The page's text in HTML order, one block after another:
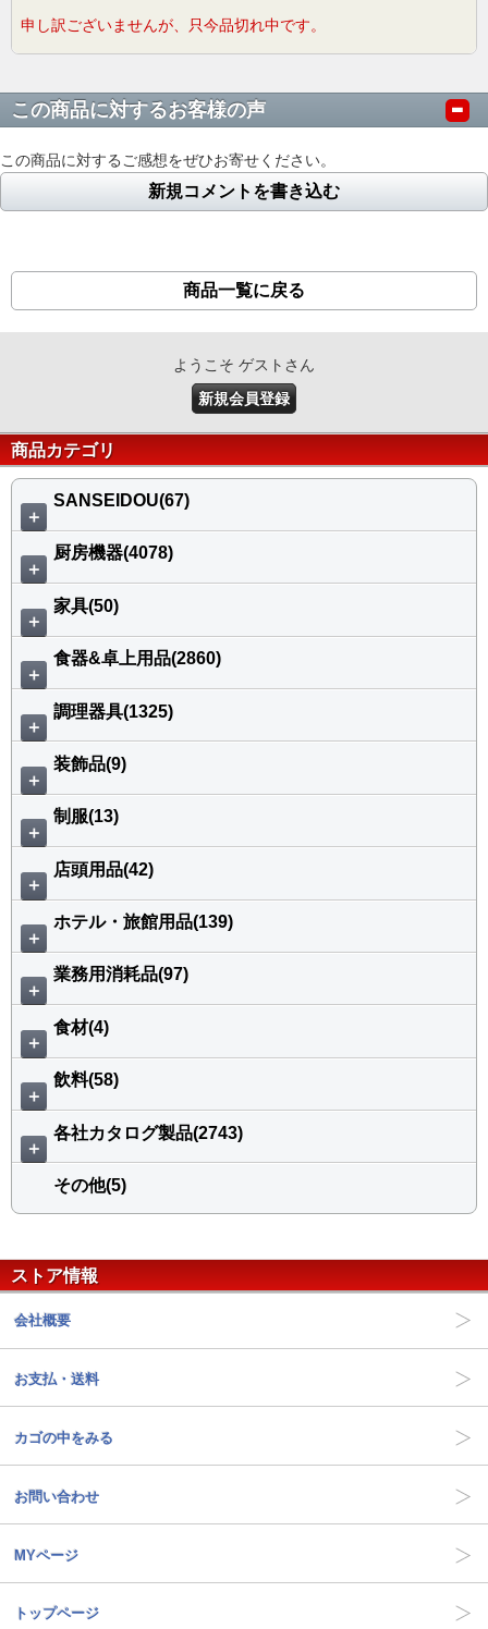
申し訳ございませんが、只今品切れ中です。
この商品に対するお客様の声
この商品に対するご感想をぜひお寄せください。
新規コメントを書き込む
商品一覧に戻る
ようこそ ゲストさん
新規会員登録
商品カテゴリ
＋
SANSEIDOU(67)
＋
厨房機器(4078)
＋
家具(50)
＋
食器&卓上用品(2860)
＋
調理器具(1325)
＋
装飾品(9)
＋
制服(13)
＋
店頭用品(42)
＋
ホテル・旅館用品(139)
＋
業務用消耗品(97)
＋
食材(4)
＋
飲料(58)
＋
各社カタログ製品(2743)
その他(5)
ストア情報
会社概要
お支払・送料
カゴの中をみる
お問い合わせ
MYページ
トップページ